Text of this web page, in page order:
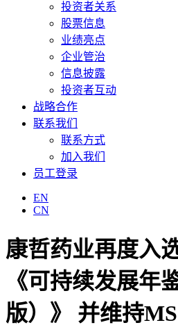
投资者关系
股票信息
业绩亮点
企业管治
信息披露
投资者互动
战略合作
联系我们
联系方式
加入我们
员工登录
EN
CN
康哲药业再度入
《可持续发展年
版）》 并维持